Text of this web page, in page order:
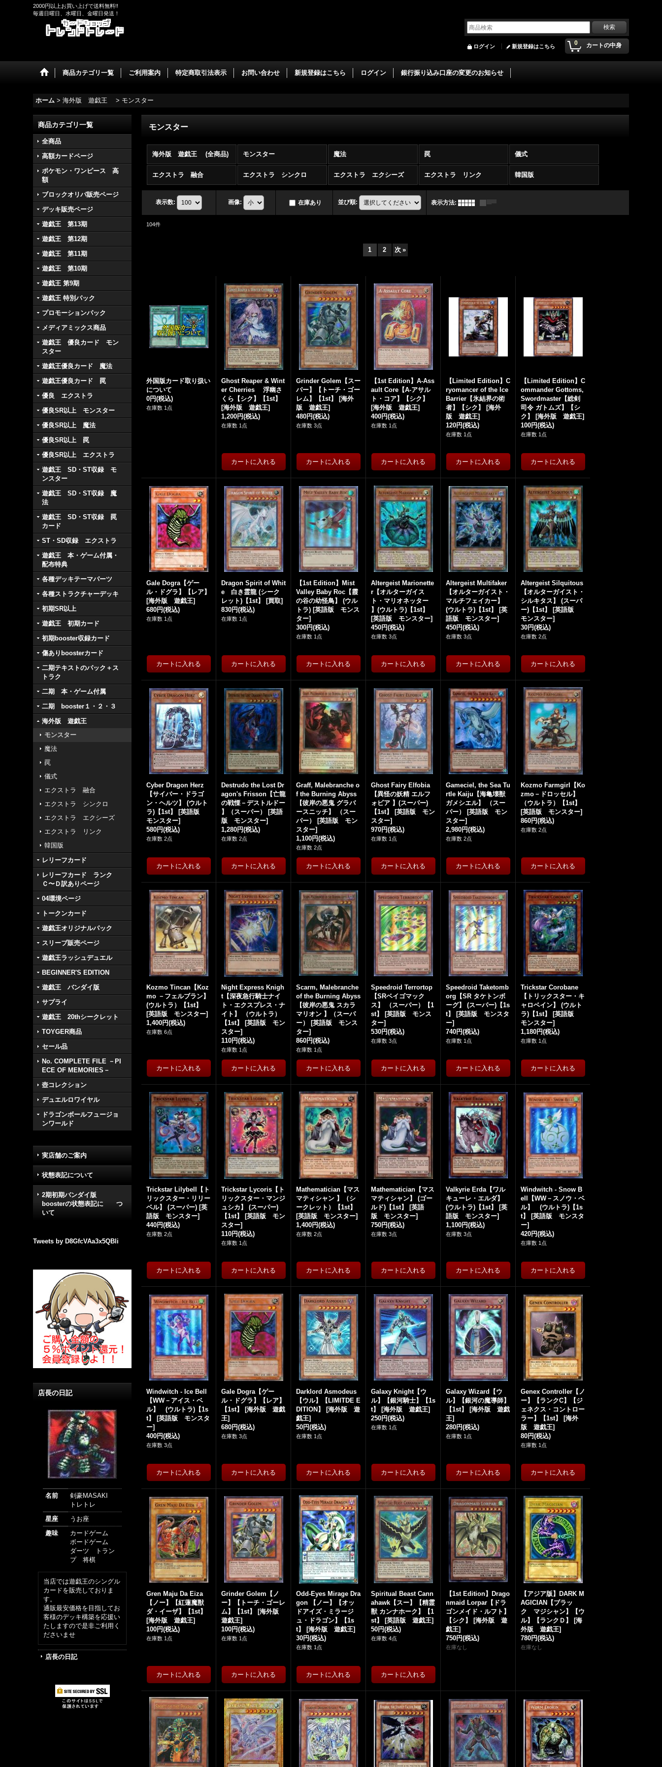
2000円以上お買い上げで送料無料!!
毎週日曜日、水曜日、金曜日発送！
0 カートの中身
ログイン 新規登録はこちら
商品カテゴリ一覧 ご利用案内 特定商取引法表示 お問い合わせ 新規登録はこちら ログイン 銀行振り込み口座の変更のお知らせ
ホーム > 海外版 遊戯王 > モンスター
商品カテゴリ一覧
全商品
高額カードページ
ポケモン・ワンピース 高
額
ブロックオリパ販売ページ
デッキ販売ページ
遊戯王 第13期
遊戯王 第12期
遊戯王 第11期
遊戯王 第10期
遊戯王 第9期
遊戯王 特別パック
プロモーションパック
メディアミックス商品
遊戯王 優良カード モン
スター
遊戯王優良カード 魔法
遊戯王優良カード 罠
優良 エクストラ
優良SR以上 モンスター
優良SR以上 魔法
優良SR以上 罠
優良SR以上 エクストラ
遊戯王 SD・ST収録 モ
ンスター
遊戯王 SD・ST収録 魔
法
遊戯王 SD・ST収録 罠
カード
ST・SD収録 エクストラ
遊戯王 本・ゲーム付属・
配布特典
各種デッキテーマパーツ
各種ストラクチャーデッキ
初期SR以上
遊戯王 初期カード
初期booster収録カード
傷ありboosterカード
二期テキストのパック＋ス
トラク
二期 本・ゲーム付属
二期 booster１・２・３
海外版 遊戯王
モンスター
魔法
罠
儀式
エクストラ 融合
エクストラ シンクロ
エクストラ エクシーズ
エクストラ リンク
韓国版
レリーフカード
レリーフカード ランク
Ｃ〜Ｄ訳ありページ
04環境ページ
トークンカード
遊戯王オリジナルパック
スリーブ販売ページ
遊戯王ラッシュデュエル
BEGINNER'S EDITION
遊戯王 バンダイ版
サプライ
遊戯王 20thシークレット
TOYGER商品
セール品
No. COMPLETE FILE －PI
ECE OF MEMORIES－
壺コレクション
デュエルロワイヤル
ドラゴンボールフュージョ
ンワールド
実店舗のご案内
状態表記について
2期初期バンダイ版
boosterの状態表記に つ
いて
Tweets by D8GfcVAa3x5QBli
店長の日記
名前
剣豪MASAKI
トレトレ
星座
うお座
趣味
カードゲーム
ボードゲーム
ダーツ トラン
プ 将棋
当店では遊戯王のシングル
カードを販売しておりま
す。
通販最安価格を目指してお
客様のデッキ構築を応援い
たしますので是非ご利用く
ださいませ
店長の日記
モンスター
海外版 遊戯王 (全商品) モンスター 魔法 罠 儀式
エクストラ 融合 エクストラ シンクロ エクストラ エクシーズ エクストラ リンク 韓国版
表示数: 画像: 在庫あり 並び順: 表示方法:
104件
1 2 次 »
外国版カード取り扱い
について
0円(税込)
在庫数 1点
Ghost Reaper & Wint
er Cherries 浮幽さ
くら【シク】【1st】
[海外版 遊戯王]
1,200円(税込)
在庫数 1点
Grinder Golem【スー
パー】【トーチ・ゴー
レム】【1st】
[海外
版 遊戯王]
480円(税込)
在庫数 3点
【1st Edition】A-Ass
ault Core【A-アサル
ト・コア】【シク】
[海外版 遊戯王]
400円(税込)
在庫数 1点
【Limited Edition】C
ryomancer of the Ice
Barrier【氷結界の術
者】【シク】
[海外
版 遊戯王]
120円(税込)
在庫数 1点
【Limited Edition】C
ommander Gottoms,
Swordmaster【総剣
司令 ガトムズ】【シ
ク】
[海外版 遊戯王]
100円(税込)
在庫数 1点
Gale Dogra【ゲー
ル・ドグラ】【レア】
[海外版 遊戯王]
680円(税込)
在庫数 1点
Dragon Spirit of Whit
e 白き霊龍 (シーク
レット)【1st】
[買取]
830円(税込)
在庫数 1点
【1st Edition】Mist
Valley Baby Roc【霞
の谷の幼怪鳥】 (ウル
トラ) [英語版 モンス
ター]
300円(税込)
在庫数 1点
Altergeist Marionette
r【オルターガイス
ト・マリオネッター
】(ウルトラ)【1st】
[英語版 モンスター]
450円(税込)
在庫数 3点
Altergeist Multifaker
【オルターガイスト・
マルチフェイカー】
(ウルトラ)【1st】
[英
語版 モンスター]
450円(税込)
在庫数 3点
Altergeist Silquitous
【オルターガイスト・
シルキタス】 (スーパ
ー)【1st】
[英語版
モンスター]
30円(税込)
在庫数 2点
Cyber Dragon Herz
【サイバー・ドラゴ
ン・ヘルツ】 (ウルト
ラ)【1st】
[英語版
モンスター]
580円(税込)
在庫数 2点
Destrudo the Lost Dr
agon's Frisson【亡龍
の戦慄－デストルドー
】（スーパー）
[英語
版 モンスター]
1,280円(税込)
在庫数 2点
Graff, Malebranche o
f the Burning Abyss
【彼岸の悪鬼 グラバ
ースニッチ】 （スー
パー）
[英語版 モン
スター]
1,100円(税込)
在庫数 2点
Ghost Fairy Elfobia
【異怪の妖精 エルフ
ォビア 】(スーパー)
【1st】
[英語版 モン
スター]
970円(税込)
在庫数 1点
Gameciel, the Sea Tu
rtle Kaiju【海亀壊獣
ガメシエル】 （スー
パー）
[英語版 モン
スター]
2,980円(税込)
在庫数 2点
Kozmo Farmgirl【Ko
zmo－ドロッセル】
（ウルトラ）【1st】
[英語版 モンスター]
860円(税込)
在庫数 2点
Kozmo Tincan【Koz
mo －フェルブラン】
(ウルトラ）【1st】
[英語版 モンスター]
1,400円(税込)
在庫数 6点
Night Express Knigh
t【深夜急行騎士ナイ
ト・エクスプレス・ナ
イト】 （ウルトラ）
【1st】
[英語版 モン
スター]
110円(税込)
在庫数 1点
Scarm, Malebranche
of the Burning Abyss
【彼岸の悪鬼 スカラ
マリオン 】（スーパ
ー）
[英語版 モンス
ター]
860円(税込)
在庫数 1点
Speedroid Terrortop
【SRベイゴマック
ス】 （スーパー）【1
st】
[英語版 モンス
ター]
530円(税込)
在庫数 3点
Speedroid Taketomb
org【SR タケトンボ
ーグ】 (スーパー)【1s
t】
[英語版 モンスタ
ー]
740円(税込)
在庫数 1点
Trickstar Corobane
【トリックスター・キ
ャロベイン】 (ウルト
ラ)【1st】
[英語版
モンスター]
1,180円(税込)
在庫数 1点
Trickstar Lilybell【ト
リックスター・リリー
ベル】 (スーパー) [英
語版 モンスター]
440円(税込)
在庫数 2点
Trickstar Lycoris【ト
リックスター・マンジ
ュシカ】 (スーパー)
【1st】
[英語版 モン
スター]
110円(税込)
在庫数 1点
Mathematician【マス
マティシャン 】（シ
ークレット）【1st】
[英語版 モンスター]
1,400円(税込)
在庫数 2点
Mathematician【マス
マティシャン】 (ゴー
ルド)【1st】
[英語
版 モンスター]
750円(税込)
在庫数 3点
Valkyrie Erda【ワル
キューレ・エルダ】
(ウルトラ)【1st】
[英
語版 モンスター]
1,100円(税込)
在庫数 3点
Windwitch - Snow B
ell【WW－スノウ・ベ
ル】 (ウルトラ)【1s
t】
[英語版 モンスタ
ー]
420円(税込)
在庫数 1点
Windwitch - Ice Bell
【WW－アイス・ベ
ル】 (ウルトラ)【1s
t】
[英語版 モンスタ
ー]
400円(税込)
在庫数 3点
Gale Dogra【ゲー
ル・ドグラ】【レア】
【1st】
[海外版 遊戯
王]
680円(税込)
在庫数 3点
Darklord Asmodeus
【ウル】【LIMITDE E
DITION】
[海外版 遊
戯王]
50円(税込)
在庫数 1点
Galaxy Knight【ウ
ル】【銀河騎士】【1s
t】
[海外版 遊戯王]
250円(税込)
在庫数 1点
Galaxy Wizard【ウ
ル】【銀河の魔導師】
【1st】
[海外版 遊戯
王]
280円(税込)
在庫数 1点
Genex Controller【ノ
ー】【ランクC】【ジ
ェネクス・コントロー
ラー】【1st】
[海外
版 遊戯王]
80円(税込)
在庫数 1点
Gren Maju Da Eiza
【ノー】【紅蓮魔獣
ダ・イーザ】【1st】
[海外版 遊戯王]
100円(税込)
在庫数 1点
Grinder Golem【ノ
ー】【トーチ・ゴーレ
ム】【1st】
[海外版
遊戯王]
100円(税込)
在庫数 1点
Odd-Eyes Mirage Dra
gon 【ノー】【オッ
ドアイズ・ミラージ
ュ・ドラゴン】【1s
t】
[海外版 遊戯王]
30円(税込)
在庫数 1点
Spiritual Beast Cann
ahawk【スー】【精霊
獣 カンナホーク】【1
st】
[英語版 遊戯王]
50円(税込)
在庫数 4点
【1st Edition】Drago
nmaid Lorpar【ドラ
ゴンメイド・ルフト】
【シク】
[海外版 遊
戯王]
750円(税込)
在庫なし
【アジア版】DARK M
AGICIAN【ブラッ
ク マジシャン】【ウ
ル】【ランクＤ】
[海
外版 遊戯王]
780円(税込)
在庫なし